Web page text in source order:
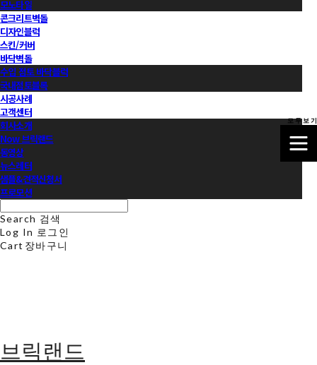
모노타일
콘크리트벽돌
디자인블럭
스킨/커버
바닥벽돌
수입 점토 바닥블럭
국내점토블록
시공사례
고객센터
회사소개
Now 브릭랜드
동영상
뉴스레터
샘플&견적신청서
프로모션
Search 검색
Log In 로그인
Cart 장바구니
브릭랜드
모 두 보 기